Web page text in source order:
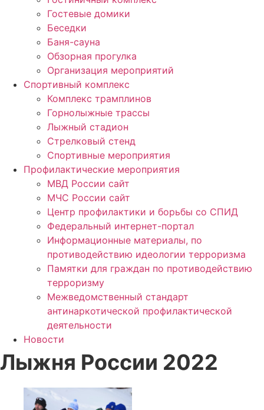
Гостевые домики
Беседки
Баня-сауна
Обзорная прогулка
Организация мероприятий
Спортивный комплекс
Комплекс трамплинов
Горнолыжные трассы
Лыжный стадион
Стрелковый стенд
Спортивные мероприятия
Профилактические мероприятия
МВД России сайт
МЧС России сайт
Центр профилактики и борьбы со СПИД
Федеральный интернет-портал
Информационные материалы, по
противодействию идеологии терроризма
Памятки для граждан по противодействию
терроризму
Межведомственный стандарт
антинаркотической профилактической
деятельности
Новости
Лыжня России 2022